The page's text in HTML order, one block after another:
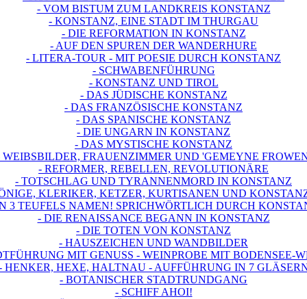
- VOM BISTUM ZUM LANDKREIS KONSTANZ
- KONSTANZ, EINE STADT IM THURGAU
- DIE REFORMATION IN KONSTANZ
- AUF DEN SPUREN DER WANDERHURE
- LITERA-TOUR - MIT POESIE DURCH KONSTANZ
- SCHWABENFÜHRUNG
- KONSTANZ UND TIROL
- DAS JÜDISCHE KONSTANZ
- DAS FRANZÖSISCHE KONSTANZ
- DAS SPANISCHE KONSTANZ
- DIE UNGARN IN KONSTANZ
- DAS MYSTISCHE KONSTANZ
WEIBSBILDER, FRAUENZIMMER UND 'GEMEYNE
- REFORMER, REBELLEN, REVOLUTIONÄRE
- TOTSCHLAG UND TYRANNENMORD IN KONSTANZ
KLERIKER, KETZER, KURTISANEN UND
3 TEUFELS NAMEN! SPRICHWÖRTLICH DURCH
- DIE RENAISSANCE BEGANN IN KONSTANZ
- DIE TOTEN VON KONSTANZ
- HAUSZEICHEN UND WANDBILDER
MIT GENUSS - WEINPROBE MIT BODENSEE-
HENKER, HEXE, HALTNAU - AUFFÜHRUNG IN 7
- BOTANISCHER STADTRUNDGANG
- SCHIFF AHOI!